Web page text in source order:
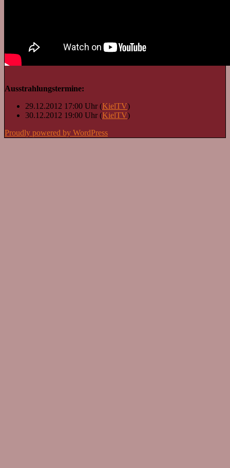
Ausstrahlungstermine:
29.12.2012 17:00 Uhr (KielTV)
30.12.2012 19:00 Uhr (KielTV)
Proudly powered by WordPress